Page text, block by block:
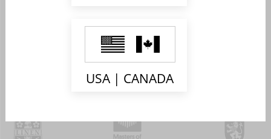
USA | CANADA
Impossible de trouver des produits correspondant à votre